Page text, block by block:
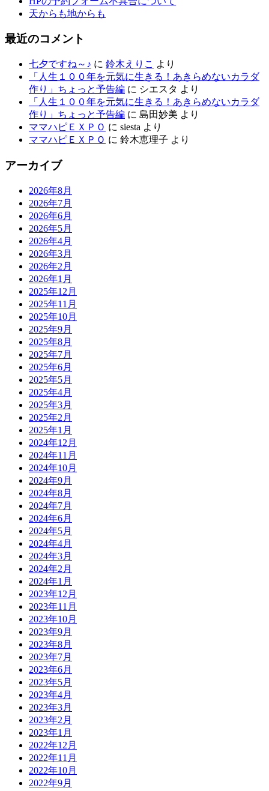
天からも地からも
最近のコメント
七夕ですね～♪ に 鈴木えりこ より
「人生１００年を元気に生きる！あきらめないカラダ
作り」ちょっと予告編 に シエスタ より
「人生１００年を元気に生きる！あきらめないカラダ
作り」ちょっと予告編 に 島田妙美 より
ママハピＥＸＰＯ に siesta より
ママハピＥＸＰＯ に 鈴木恵理子 より
アーカイブ
2026年8月
2026年7月
2026年6月
2026年5月
2026年4月
2026年3月
2026年2月
2026年1月
2025年12月
2025年11月
2025年10月
2025年9月
2025年8月
2025年7月
2025年6月
2025年5月
2025年4月
2025年3月
2025年2月
2025年1月
2024年12月
2024年11月
2024年10月
2024年9月
2024年8月
2024年7月
2024年6月
2024年5月
2024年4月
2024年3月
2024年2月
2024年1月
2023年12月
2023年11月
2023年10月
2023年9月
2023年8月
2023年7月
2023年6月
2023年5月
2023年4月
2023年3月
2023年2月
2023年1月
2022年12月
2022年11月
2022年10月
2022年9月